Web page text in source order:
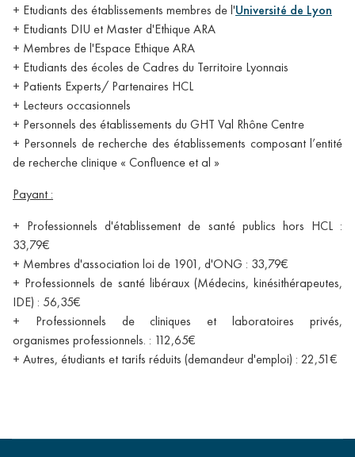
+ Etudiants des établissements membres de l'Université de Lyon
+ Etudiants DIU et Master d'Ethique ARA
+ Membres de l'Espace Ethique ARA
+ Etudiants des écoles de Cadres du Territoire Lyonnais
+ Patients Experts/ Partenaires HCL
+ Lecteurs occasionnels
+ Personnels des établissements du GHT Val Rhône Centre
+ Personnels de recherche des établissements composant l’entité
de recherche clinique « Confluence et al »
Payant :
+ Professionnels d'établissement de santé publics hors HCL :
33,79€
+ Membres d'association loi de 1901, d'ONG : 33,79€
+ Professionnels de santé libéraux (Médecins, kinésithérapeutes,
IDE) : 56,35€
+ Professionnels de cliniques et laboratoires privés,
organismes professionnels. : 112,65€
+ Autres, étudiants et tarifs réduits (demandeur d'emploi) : 22,51€